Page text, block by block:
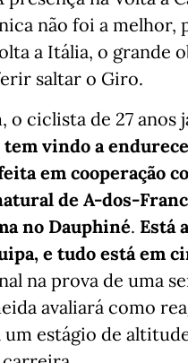
não foi a
a Itália, o grande
saltar o Giro.
o ciclista de 27
tem vindo a
em cooperação
de A-dos-
no Dauphiné. Está
e tudo está em
na prova de uma
avaliará como
estágio de